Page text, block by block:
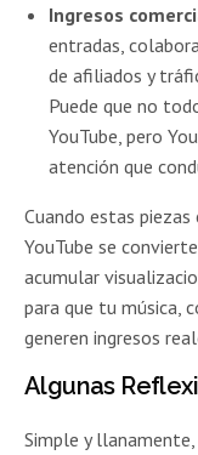
Ingresos
entradas,
de afiliados y
Puede que no
YouTube, pero
atención que
Cuando estas
YouTube se
acumular
para que tu música,
generen ingresos
Algunas
Simple y